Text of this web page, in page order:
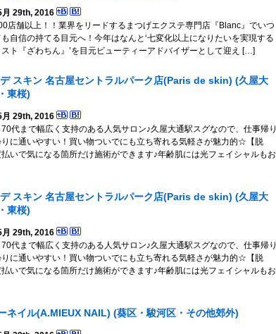
月 29th, 2016
店舗以上！！業界をリードするまつげエクステ専門店『Blanc』でいつ
も自信の持てる目元へ！今年はなんと‘七変化以上になりたいを実現する
ト『ざわちん』’を目元ビューティーアドバイザーとして迎え […]
スキン 名古屋セントラルパーク店(Paris de skin) (久屋大
東桜)
月 29th, 2016
代まで幅広く支持のある人気サロン♪久屋大通駅スグなので、仕事帰り
に通いやすい！買い物ついでにも立ち寄れる気軽さが魅力的☆【脱
いで気になる箇所だけ施術ができます♪年齢肌には光フェイシャルもお
スキン 名古屋セントラルパーク店(Paris de skin) (久屋大
東桜)
月 29th, 2016
代まで幅広く支持のある人気サロン♪久屋大通駅スグなので、仕事帰り
に通いやすい！買い物ついでにも立ち寄れる気軽さが魅力的☆【脱
いで気になる箇所だけ施術ができます♪年齢肌には光フェイシャルもお
ネイル(A.MIEUX NAIL) (葵区・駿河区・その他郊外)